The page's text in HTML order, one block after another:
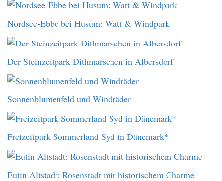
Nordsee-Ebbe bei Husum: Watt & Windpark
Der Steinzeitpark Dithmarschen in Albersdorf
Sonnenblumenfeld und Windräder
Freizeitpark Sommerland Syd in Dänemark*
Eutin Altstadt: Rosenstadt mit historischem Charme